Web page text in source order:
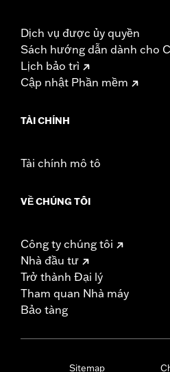
Dịch vụ được ủy quyền
Sách hướng dẫn dành cho
Lịch bảo trì
Cập nhật Phần mềm
TÀI CHÍNH
Tài chính mô tô
VỀ CHÚNG TÔI
Công ty chúng tôi
Nhà đầu tư
Trở thành Đại lý
Tham quan Nhà máy
Bảo tàng
Sitemap